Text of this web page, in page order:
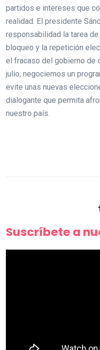
partidos e intereses que
realidad. El presidente
responsabilidad la tarea
bloqueo y la repetición
el fracaso del gobierno de
julio, negociemos un
evite unas nuevas
dialogante que permita
nuestro país.
Suscríbete a